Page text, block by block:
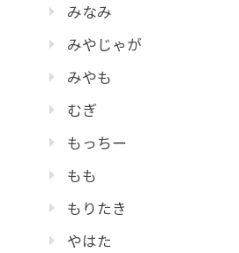
みなみ
みやじゃが
みやも
むぎ
もっちー
もも
もりたき
やはた